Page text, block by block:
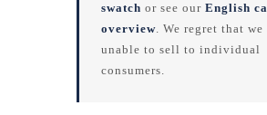
swatch or see our English
overview. We regret that we
unable to sell to individual
consumers.